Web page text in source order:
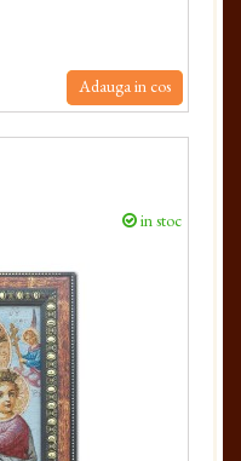
Adauga in cos
in stoc